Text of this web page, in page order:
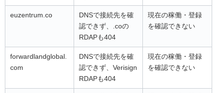
euzentrum.co
DNSで接続先を確
認できず、.coの
RDAPも404
現在の稼働・登録
を確認できない
forwardlandglobal.
com
DNSで接続先を確
認できず、Verisign
RDAPも404
現在の稼働・登録
を確認できない